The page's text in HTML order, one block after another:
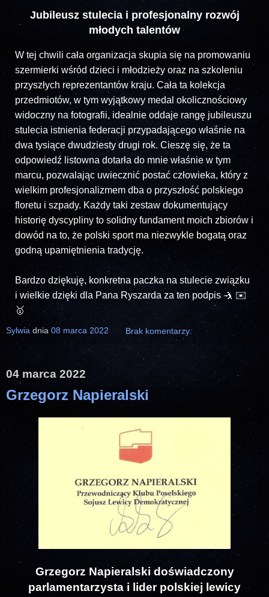
Jubileusz stulecia i profesjonalny rozwój
młodych talentów
W tej chwili cała organizacja skupia się na promowaniu
szermierki wśród dzieci i młodzieży oraz na szkoleniu
przyszłych reprezentantów kraju. Cała ta kolekcja
przedmiotów, w tym wyjątkowy medal okolicznościowy
widoczny na fotografii, idealnie oddaje rangę jubileuszu
stulecia istnienia federacji przypadającego właśnie na
dwa tysiące dwudziesty drugi rok. Cieszę się, że ta
odpowiedź listowna dotarła do mnie właśnie w tym
marcu, pozwalając uwiecznić postać człowieka, który z
wielkim profesjonalizmem dba o przyszłość polskiego
floretu i szpady. Każdy taki zestaw dokumentujący
historię dyscypliny to solidny fundament moich zbiorów i
dowód na to, że polski sport ma niezwykle bogatą oraz
godną upamiętnienia tradycję.
Bardzo dziękuję, konkretna paczka na stulecie związku
i wielkie dzięki dla Pana Ryszarda za ten podpis 🤺 ✉️
🥇
Sylwia dnia 08 marca 2022 Brak komentarzy:
04 marca 2022
Grzegorz Napieralski
Grzegorz Napieralski doświadczony
parlamentarzysta i lider polskiej lewicy